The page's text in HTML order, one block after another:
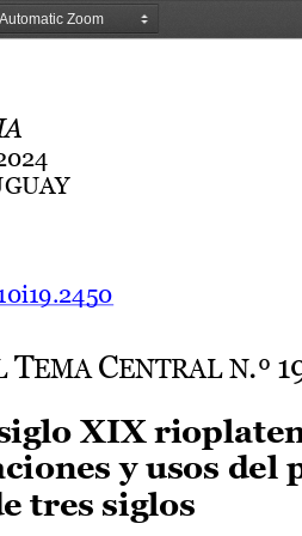
TEMA CENTRAL N.º
XIX
y usos del
tres siglos